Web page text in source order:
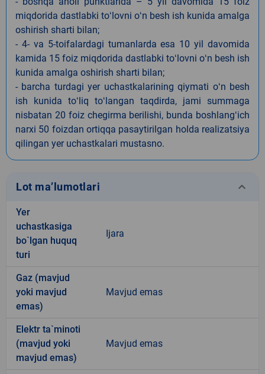
miqdorida dastlabki toʻlovni oʻn besh ish kunida amalga
oshirish sharti bilan;
- 4- va 5-toifalardagi tumanlarda esa 10 yil davomida
kamida 15 foiz miqdorida dastlabki toʻlovni oʻn besh ish
kunida amalga oshirish sharti bilan;
- barcha turdagi yer uchastkalarining qiymati oʻn besh
ish kunida toʻliq toʻlangan taqdirda, jami summaga
nisbatan 20 foiz chegirma berilishi, bunda boshlangʻich
narxi 50 foizdan ortiqqa pasaytirilgan holda realizatsiya
qilingan yer uchastkalari mustasno.
Lot ma’lumotlari keyboard_arrow_down
Yer
uchastkasiga
bo`lgan huquq
turi
Ijara
Gaz (mavjud
yoki mavjud
emas)
Mavjud emas
Elektr ta`minoti
(mavjud yoki
mavjud emas)
Mavjud emas